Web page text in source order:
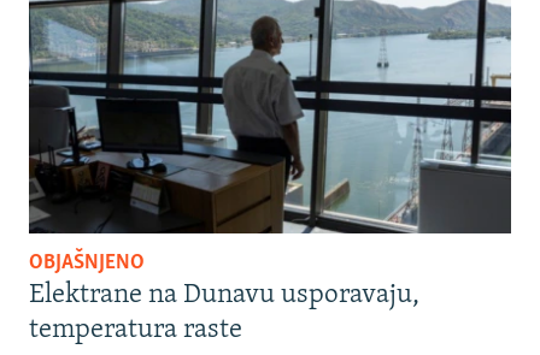
OBJAŠNJENO
Elektrane na Dunavu usporavaju,
temperatura raste